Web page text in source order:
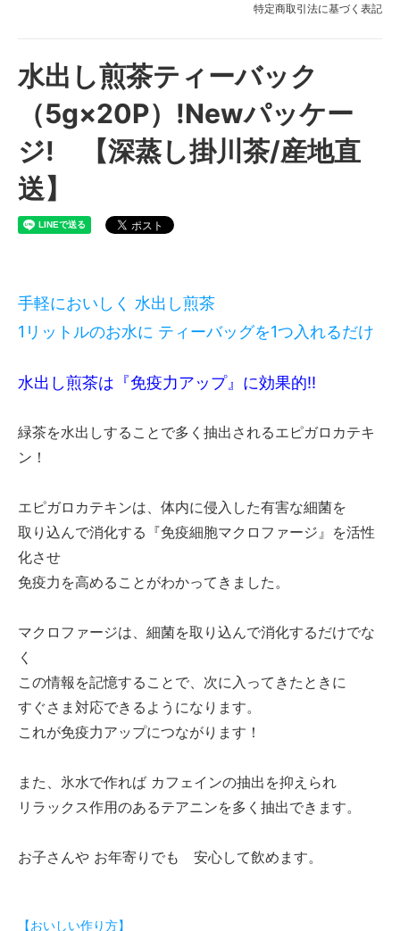
特定商取引法に基づく表記
水出し煎茶ティーバック
（5g×20P）!Newパッケー
ジ! 【深蒸し掛川茶/産地直
送】
手軽においしく 水出し煎茶
1リットルのお水に ティーバッグを1つ入れるだけ
水出し煎茶は『免疫力アップ』に効果的‼
緑茶を水出しすることで多く抽出されるエピガロカテキ
ン！
エピガロカテキンは、体内に侵入した有害な細菌を
取り込んで消化する『免疫細胞マクロファージ』を活性
化させ
免疫力を高めることがわかってきました。
マクロファージは、細菌を取り込んで消化するだけでな
く
この情報を記憶することで、次に入ってきたときに
すぐさま対応できるようになります。
これが免疫力アップにつながります！
また、氷水で作れば カフェインの抽出を抑えられ
リラックス作用のあるテアニンを多く抽出できます。
お子さんや お年寄りでも 安心して飲めます。
【おいしい作り方】